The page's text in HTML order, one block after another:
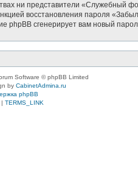
ни представители «Служебный
восстановления пароля
phpBB сгенерирует вам новый
Software © phpBB Limited
by CabinetAdmina.ru
phpBB
| TERMS_LINK